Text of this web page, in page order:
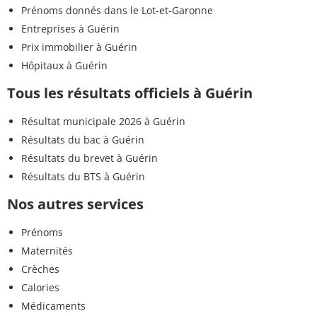
Prénoms donnés dans le Lot-et-Garonne
Entreprises à Guérin
Prix immobilier à Guérin
Hôpitaux à Guérin
Tous les résultats officiels à Guérin
Résultat municipale 2026 à Guérin
Résultats du bac à Guérin
Résultats du brevet à Guérin
Résultats du BTS à Guérin
Nos autres services
Prénoms
Maternités
Crèches
Calories
Médicaments